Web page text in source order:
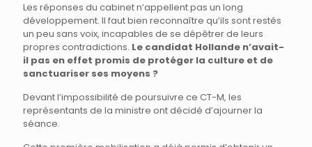
Les réponses du cabinet n’appellent pas un long
développement. Il faut bien reconnaître qu’ils sont restés
un peu sans voix, incapables de se dépêtrer de leurs
propres contradictions. Le candidat Hollande n’avait-
il pas en effet promis de protéger la culture et de
sanctuariser ses moyens ?
Devant l’impossibilité de poursuivre ce CT-M, les
représentants de la ministre ont décidé d’ajourner la
séance.